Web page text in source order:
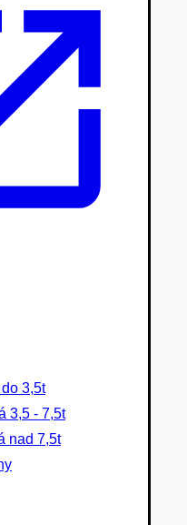
3,5t
3,5 - 7,5t
nad 7,5t
/ bufety